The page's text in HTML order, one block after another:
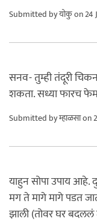
Submitted byयोकुon 24
सनव- तुम्ही तंदूरी
शकता. सध्या फारच
Submitted byम्हाळसाon
याहुन सोपा उपाय आहे.
मग ते मागे मागे पडत
झाली (तोवर घर